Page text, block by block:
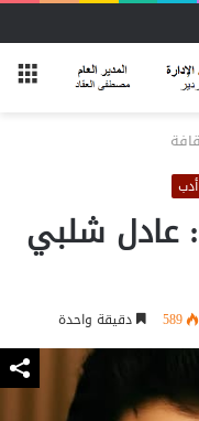
التجاري
عادل شلبي
589 دقيقة واحدة